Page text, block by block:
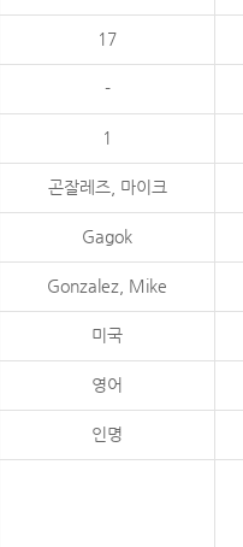
17
-
1
곤잘레즈, 마이크
Gagok
Gonzalez, Mike
미국
영어
인명